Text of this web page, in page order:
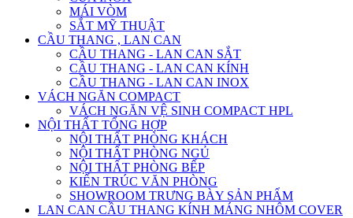
MÁI VÒM
SẮT MỸ THUẬT
CẦU THANG , LAN CAN
CẦU THANG - LAN CAN SẮT
CẦU THANG - LAN CAN KÍNH
CẦU THANG - LAN CAN INOX
VÁCH NGĂN COMPACT
VÁCH NGĂN VỆ SINH COMPACT HPL
NỘI THẤT TỔNG HỢP
NỘI THẤT PHÒNG KHÁCH
NỘI THẤT PHÒNG NGỦ
NỘI THẤT PHÒNG BẾP
KIẾN TRÚC VĂN PHÒNG
SHOWROOM TRƯNG BÀY SẢN PHẨM
LAN CAN CẦU THANG KÍNH MÁNG NHÔM COVER